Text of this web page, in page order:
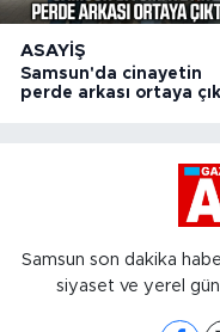
ASAYIŞ
Samsun'da cinayetin
perde arkası ortaya
Samsun son dakika
siyaset ve yerel